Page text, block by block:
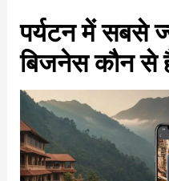
पर्यटन में सबसे
बिजनेस कौन से